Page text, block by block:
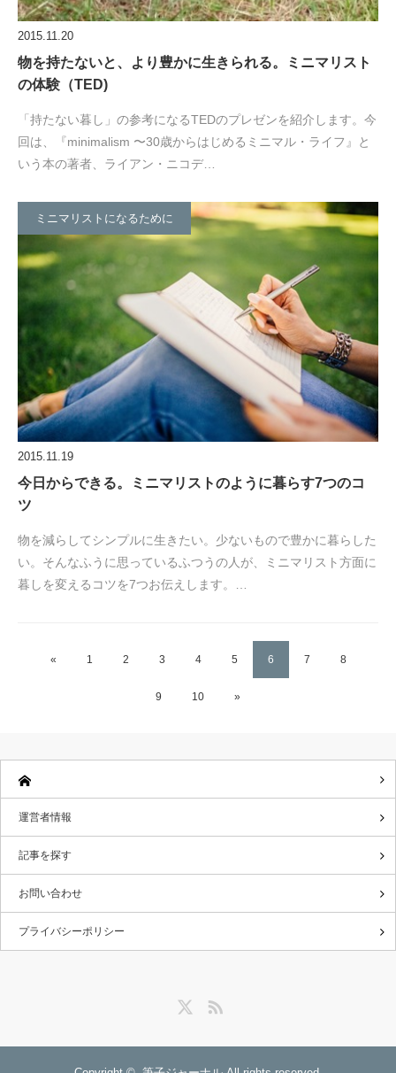
2015.11.20
物を持たないと、より豊かに生きられる。ミニマリスト
の体験（TED)
「持たない暮し」の参考になるTEDのプレゼンを紹介します。今
回は、『minimalism 〜30歳からはじめるミニマル・ライフ』と
いう本の著者、ライアン・ニコデ…
ミニマリストになるために
2015.11.19
今日からできる。ミニマリストのように暮らす7つのコ
ツ
物を減らしてシンプルに生きたい。少ないもので豊かに暮らした
い。そんなふうに思っているふつうの人が、ミニマリスト方面に
暮しを変えるコツを7つお伝えします。…
« 1 2 3 4 5 6 7 8
9 10 »
運営者情報
記事を探す
お問い合わせ
プライバシーポリシー